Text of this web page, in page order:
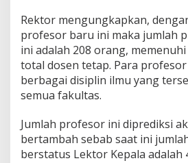
Rektor mengungkapkan,
profesor baru ini maka jumlah
ini adalah 208 orang,
total dosen tetap. Para
berbagai disiplin ilmu yang
semua fakultas.
Jumlah profesor ini diprediksi
bertambah sebab saat ini
berstatus Lektor Kepala adalah